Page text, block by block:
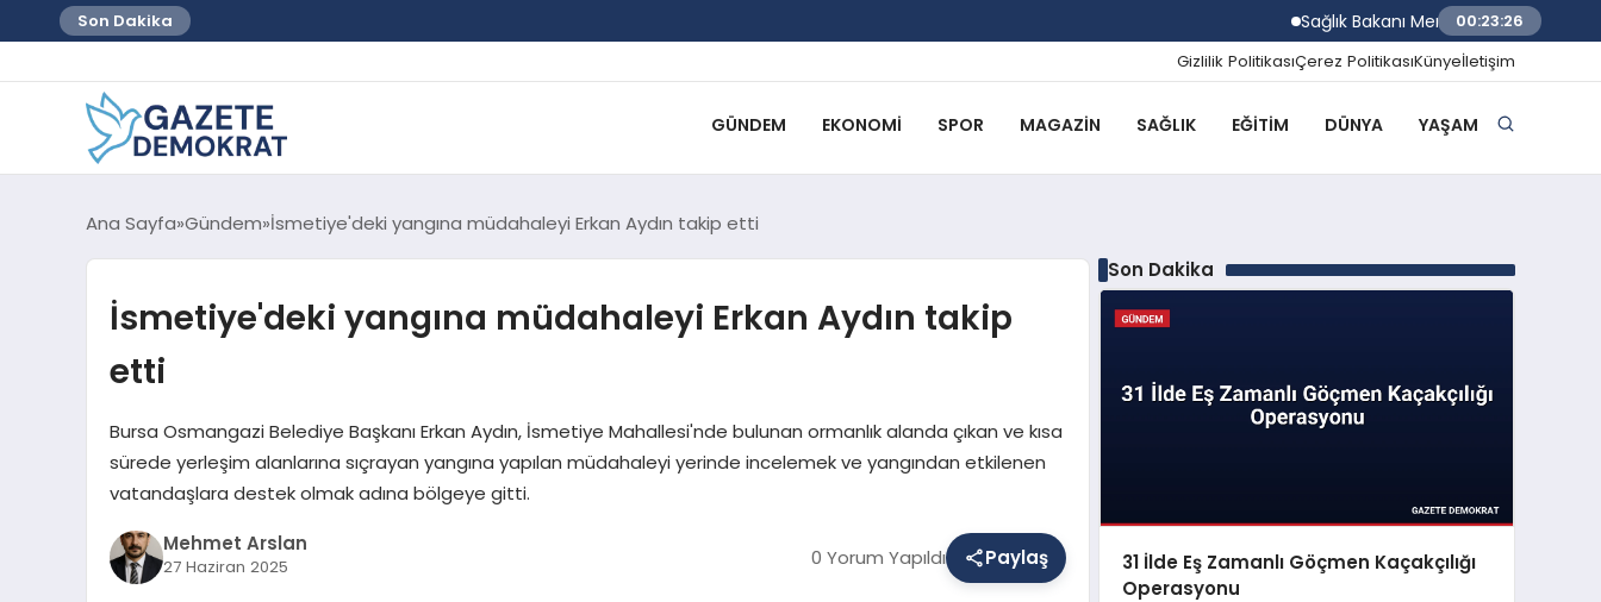
Son Dakika Sağlık Bakanı Memişoğlu Rize Şehir
00:23:27
Gizlilik PolitikasıÇerez PolitikasıKünyeİletişim
GÜNDEM EKONOMI SPOR MAGAZIN SAĞLIK EĞITIM DÜNYA YAŞAM
Ana Sayfa Gündem İsmetiye'deki yangına müdahaleyi Erkan Aydın takip etti
İsmetiye'deki yangına müdahaleyi Erkan Aydın takip
etti
Bursa Osmangazi Belediye Başkanı Erkan Aydın, İsmetiye Mahallesi'nde bulunan ormanlık alanda çıkan ve kısa
sürede yerleşim alanlarına sıçrayan yangına yapılan müdahaleyi yerinde incelemek ve yangından etkilenen
vatandaşlara destek olmak adına bölgeye gitti.
Mehmet Arslan
27 Haziran 2025 0 Yorum Yapıldı Paylaş
Son Dakika
31 İlde Eş Zamanlı Göçmen Kaçakçılığı
Operasyonu